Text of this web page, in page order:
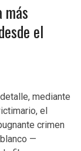
más
el
mediante
el
crimen
—